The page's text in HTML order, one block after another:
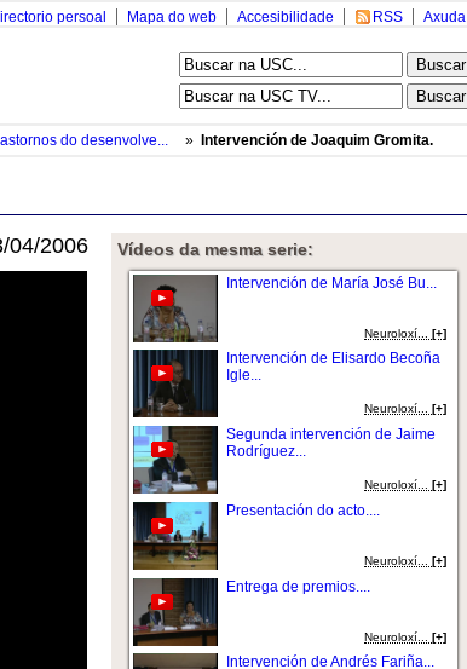
Axuda
RSS
Accesibilidade
Mapa do web
persoal
do desenvolve... » Intervención de Joaquim Gromita.
04/2006 Vídeos da mesma serie:
Intervención de María José Bu...
Neuroloxí...[+]
Intervención de Elisardo Becoña
Igle...
Neuroloxí... [+]
Segunda intervención de Jaime
Rodríguez...
Neuroloxí...[+]
Presentación do acto....
Neuroloxí...[+]
Entrega de premios....
Neuroloxí...[+]
Intervención de Andrés Fariña...